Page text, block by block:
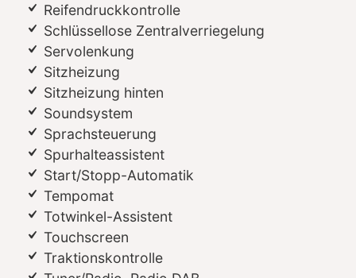
Reifendruckkontrolle
Schlüssellose Zentralverriegelung
Servolenkung
Sitzheizung
Sitzheizung hinten
Soundsystem
Sprachsteuerung
Spurhalteassistent
Start/Stopp-Automatik
Tempomat
Totwinkel-Assistent
Touchscreen
Traktionskontrolle